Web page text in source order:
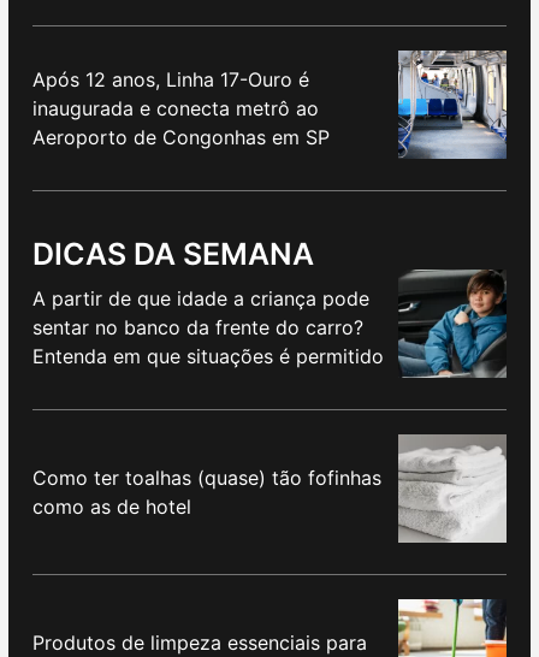
Após 12 anos, Linha 17-Ouro é
inaugurada e conecta metrô ao
Aeroporto de Congonhas em SP
DICAS DA SEMANA
A partir de que idade a criança pode
sentar no banco da frente do carro?
Entenda em que situações é permitido
Como ter toalhas (quase) tão fofinhas
como as de hotel
Produtos de limpeza essenciais para